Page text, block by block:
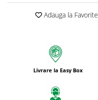
Adauga la Favorite
Livrare la Easy Box